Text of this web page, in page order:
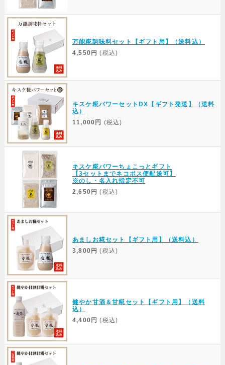
万能糀調味料セット【ギフト用】（送料込）
4,550円 (税込)
キスケ糀パワーセットDX【ギフト発送】（送料
込）
11,000円 (税込)
キスケ糀パワーちょこっとギフト
【3セットまでネコポス便配送可】
※のし・名入れ指定不可
2,650円 (税込)
あましお糀セット【ギフト用】（送料込）
3,800円 (税込)
健やか甘酒＆甘糀セット【ギフト用】（送料
込）
4,400円 (税込)